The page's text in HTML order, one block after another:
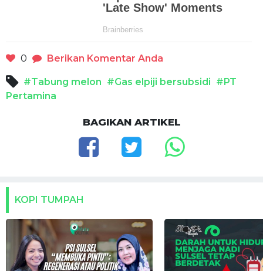
0 Berikan Komentar Anda
#Tabung melon #Gas elpiji bersubsidi #PT
Pertamina
BAGIKAN ARTIKEL
KOPI TUMPAH